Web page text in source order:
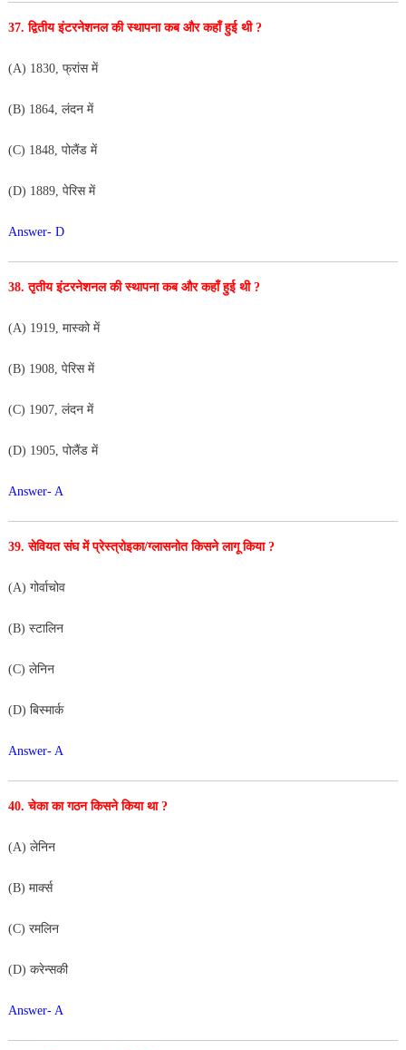
37. द्वितीय इंटरनेशनल की स्थापना कब और कहाँ हुई थी ?
(A) 1830, फ्रांस में
(B) 1864, लंदन में
(C) 1848, पोलैंड में
(D) 1889, पेरिस में
Answer- D
38. तृतीय इंटरनेशनल की स्थापना कब और कहाँ हुई थी ?
(A) 1919, मास्को में
(B) 1908, पेरिस में
(C) 1907, लंदन में
(D) 1905, पोलैंड में
Answer- A
39. सेवियत संघ में प्रेस्त्रोइका/ग्लासनोत किसने लागू किया ?
(A) गोर्वाचोव
(B) स्टालिन
(C) लेनिन
(D) बिस्मार्क
Answer- A
40. चेका का गठन किसने किया था ?
(A) लेनिन
(B) मार्क्स
(C) रमलिन
(D) करेन्सकी
Answer- A